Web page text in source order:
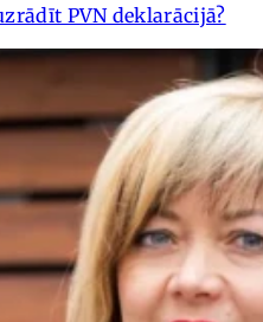
PVN deklarācijā?